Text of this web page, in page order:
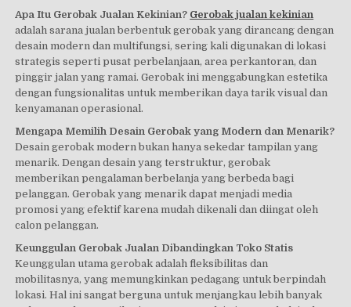
Apa Itu Gerobak Jualan Kekinian? Gerobak jualan kekinian
adalah sarana jualan berbentuk gerobak yang dirancang dengan
desain modern dan multifungsi, sering kali digunakan di lokasi
strategis seperti pusat perbelanjaan, area perkantoran, dan
pinggir jalan yang ramai. Gerobak ini menggabungkan estetika
dengan fungsionalitas untuk memberikan daya tarik visual dan
kenyamanan operasional.
Mengapa Memilih Desain Gerobak yang Modern dan Menarik?
Desain gerobak modern bukan hanya sekedar tampilan yang
menarik. Dengan desain yang terstruktur, gerobak
memberikan pengalaman berbelanja yang berbeda bagi
pelanggan. Gerobak yang menarik dapat menjadi media
promosi yang efektif karena mudah dikenali dan diingat oleh
calon pelanggan.
Keunggulan Gerobak Jualan Dibandingkan Toko Statis
Keunggulan utama gerobak adalah fleksibilitas dan
mobilitasnya, yang memungkinkan pedagang untuk berpindah
lokasi. Hal ini sangat berguna untuk menjangkau lebih banyak